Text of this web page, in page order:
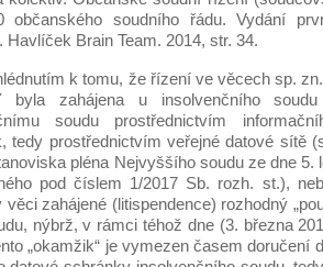
občanského soudního řádu. Vydání
Havlíček Brain Team. 2014, str. 34.
k tomu, že řízení ve věcech sp.
byla zahájena u insolvenčního soudu
soudu prostřednictvím
tedy prostřednictvím veřejné datové sítě
pléna Nejvyššího soudu ze dne 5.
pod číslem 1/2017 Sb. rozh. st.),
věci zahájené (litispendence) rozhodný
nýbrž, v rámci téhož dne (3. března
„okamžik“ je vymezen časem doručení